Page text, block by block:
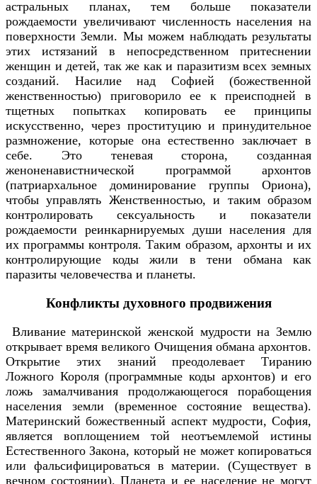
астральных планах, тем больше показатели
рождаемости увеличивают численность населения на
поверхности Земли. Мы можем наблюдать результаты
этих истязаний в непосредственном притеснении
женщин и детей, так же как и паразитизм всех земных
созданий. Насилие над Софией (божественной
женственностью) приговорило ее к преисподней в
тщетных попытках копировать ее принципы
искусственно, через проституцию и принудительное
размножение, которые она естественно заключает в
себе. Это теневая сторона, созданная
женоненавистнической программой архонтов
(патриархальное доминирование группы Ориона),
чтобы управлять Женственностью, и таким образом
контролировать сексуальность и показатели
рождаемости реинкарнируемых души населения для
их программы контроля. Таким образом, архонты и их
контролирующие коды жили в тени обмана как
паразиты человечества и планеты.
Конфликты духовного продвижения
Вливание материнской женской мудрости на Землю
открывает время великого Очищения обмана архонтов.
Открытие этих знаний преодолевает Тиранию
Ложного Короля (программные коды архонтов) и его
ложь замалчивания продолжающегося порабощения
населения земли (временное состояние вещества).
Материнский божественный аспект мудрости, София,
является воплощением той неотъемлемой истины
Естественного Закона, который не может копироваться
или фальсифицироваться в материи. (Существует в
вечном состоянии). Планета и ее население не могут